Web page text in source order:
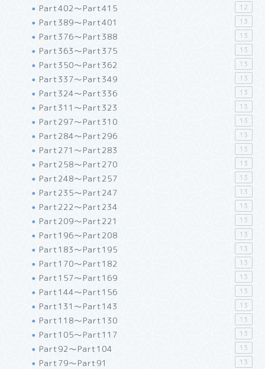
Part402～Part415 12
Part389～Part401 13
Part376～Part388 13
Part363～Part375 13
Part350～Part362 13
Part337～Part349 13
Part324～Part336 13
Part311～Part323 13
Part297～Part310 13
Part284～Part296 13
Part271～Part283 13
Part258～Part270 13
Part248～Part257 13
Part235～Part247 13
Part222～Part234 13
Part209～Part221 13
Part196～Part208 13
Part183～Part195 13
Part170～Part182 13
Part157～Part169 13
Part144～Part156 13
Part131～Part143 13
Part118～Part130 13
Part105～Part117 13
Part92～Part104 13
Part79～Part91 13